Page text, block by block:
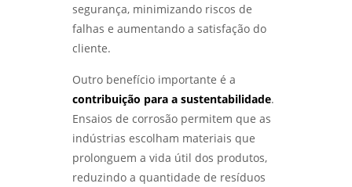
ENSAIO DE CORROSÃO: COMO GARANTIR A
DURABILIDADE DOS MATERIAIS EM
AMBIENTES DESAFIADORES - LABMETAL
ENSAIOS MECÂNICOS E METALÚRGICOS:
COMO GARANTIR A QUALIDADE DOS
MATERIAIS NA INDÚSTRIA - LABMETAL
ENSAIOS MECÂNICOS DESTRUTIVOS: ENTENDA
SUA IMPORTÂNCIA E APLICAÇÕES NA
ENGENHARIA - LABMETAL
segurança, minimizando riscos de
falhas e aumentando a satisfação do
cliente.
Outro benefício importante é a
contribuição para a sustentabilidade.
Ensaios de corrosão permitem que as
indústrias escolham materiais que
prolonguem a vida útil dos produtos,
reduzindo a quantidade de resíduos